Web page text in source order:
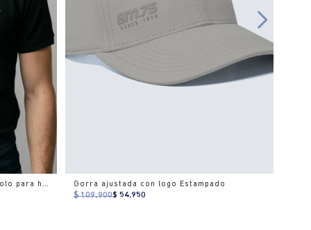
Camisa polo manga corta cuello polo para hombre Gorra ajustada con logo Estampado
$ 109.900$ 54.950